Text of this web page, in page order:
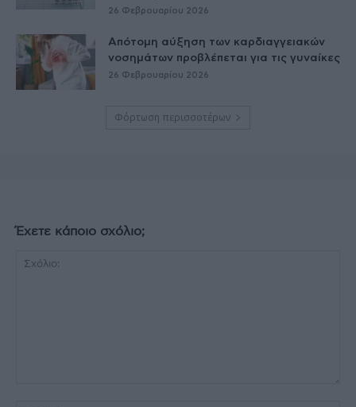
26 Φεβρουαρίου 2026
Απότομη αύξηση των καρδιαγγειακών
νοσημάτων προβλέπεται για τις γυναίκες
26 Φεβρουαρίου 2026
Φόρτωση περισσοτέρων
Έχετε κάποιο σχόλιο;